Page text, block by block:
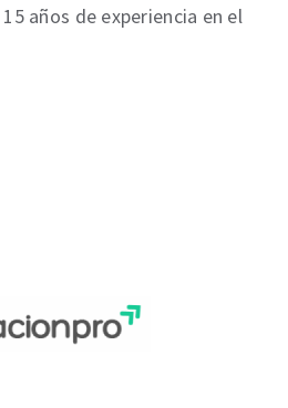
años de experiencia en el